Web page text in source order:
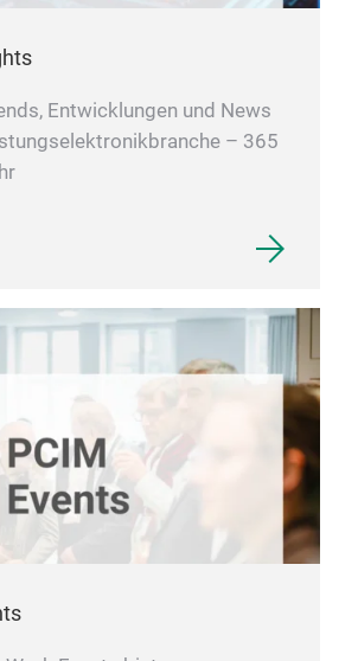
Entwicklungen und News
– 365